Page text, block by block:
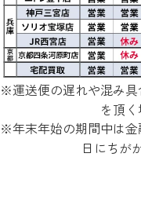
※運送便の遅れや混み
を頂く
※年末年始の期間中は
日にちが